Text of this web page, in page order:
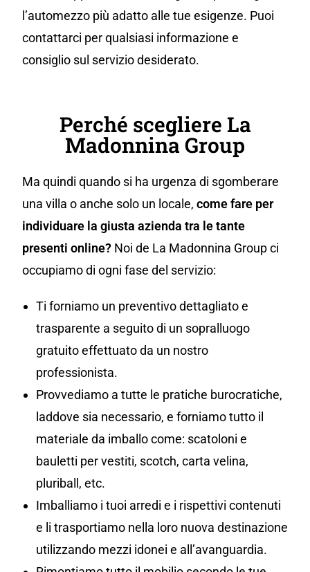
l’automezzo più adatto alle tue esigenze. Puoi
contattarci per qualsiasi informazione e
consiglio sul servizio desiderato.
Perché scegliere La
Madonnina Group
Ma quindi quando si ha urgenza di sgomberare
una villa o anche solo un locale, come fare per
individuare la giusta azienda tra le tante
presenti online? Noi de La Madonnina Group ci
occupiamo di ogni fase del servizio:
Ti forniamo un preventivo dettagliato e
trasparente a seguito di un sopralluogo
gratuito effettuato da un nostro
professionista.
Provvediamo a tutte le pratiche burocratiche,
laddove sia necessario, e forniamo tutto il
materiale da imballo come: scatoloni e
bauletti per vestiti, scotch, carta velina,
pluriball, etc.
Imballiamo i tuoi arredi e i rispettivi contenuti
e li trasportiamo nella loro nuova destinazione
utilizzando mezzi idonei e all’avanguardia.